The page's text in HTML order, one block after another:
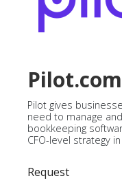
Pilot.com
Pilot gives
need to manage
bookkeeping
CFO-level strategy
Request